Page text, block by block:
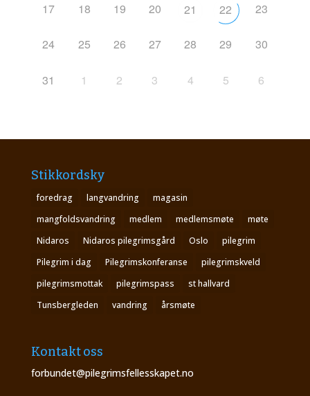
17 18 19 20 21 22 23
24 25 26 27 28 29 30
31 1 2 3 4 5 6
Stikkordsky
foredrag langvandring
magasin
mangfoldsvandring
medlem medlemsmøte
møte
Nidaros
Nidaros pilegrimsgård Oslo
pilegrim
Pilegrim i dag
Pilegrimskonferanse
pilegrimskveld
pilegrimsmottak
pilegrimspass
st hallvard
Tunsbergleden
vandring årsmøte
Kontakt oss
forbundet@pilegrimsfellesskapet.no